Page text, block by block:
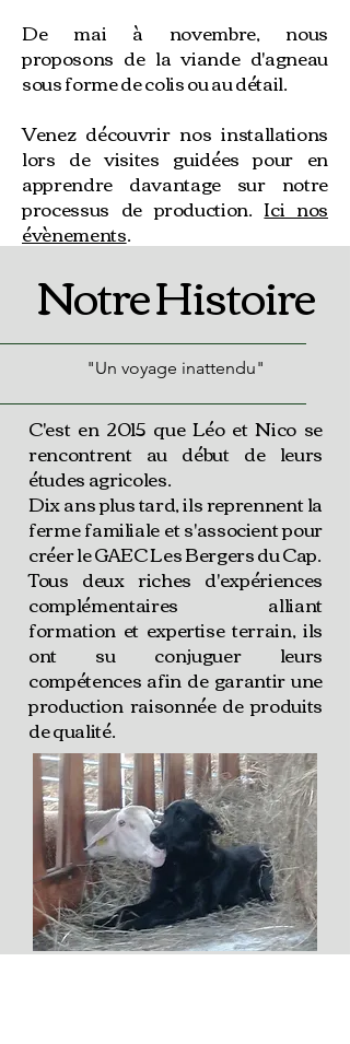
De mai à novembre, nous
proposons de la viande d'agneau
sous forme de colis ou au détail.
Venez découvrir nos installations
lors de visites guidées pour en
apprendre davantage sur notre
processus de production.Ici nos
évènements.
Notre Histoire
"Un voyage inattendu"
​C'est en 2015 que Léo et Nico se
rencontrent au début de leurs
études agricoles.
Dix ans plus tard, ils reprennent la
ferme familiale et s'associent pour
créer le GAEC Les Bergers du Cap.
Tous deux riches d'expériences
complémentaires alliant
formation et expertise terrain, ils
ont su conjuguer leurs
compétences afin de garantir une
production raisonnée de produits
de qualité.